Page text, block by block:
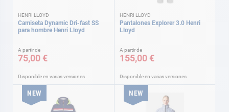
HENRI LLOYD
Camiseta Dynamic Dri-fast SS
para hombre Henri Lloyd
A partir de
75,00 €
Disponible en varias versiones
HENRI LLOYD
Pantalones Explorer 3.0 Henri
Lloyd
A partir de
155,00 €
Disponible en varias versiones
NEW NEW